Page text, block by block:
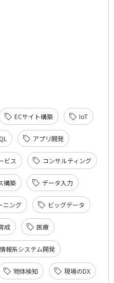
ECサイト構築 IoT
アプリ開発
ビス コンサルティング
構築 データ入力
ニング ビッグデータ
成 医療
情報系システム開発
物体検知 現場のDX